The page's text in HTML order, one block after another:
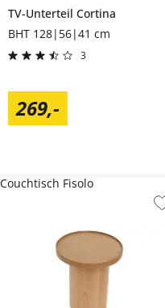
TV-Unterteil Cortina
BHT 128|56|41 cm
3
269,-
Couchtisch Fisolo